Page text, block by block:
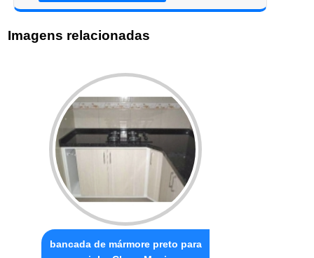
Imagens relacionadas
bancada de mármore preto para